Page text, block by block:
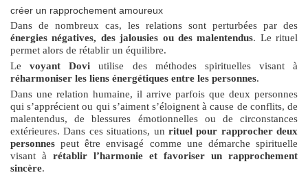
créer un rapprochement amoureux
Dans de nombreux cas, les relations sont perturbées par des
énergies négatives, des jalousies ou des malentendus. Le rituel
permet alors de rétablir un équilibre.
Levoyant Dovi utilise des méthodes spirituelles visant à
réharmoniser les liens énergétiques entre les personnes.
Dans une relation humaine, il arrive parfois que deux personnes
qui s’apprécient ou qui s’aiment s’éloignent à cause de conflits, de
malentendus, de blessures émotionnelles ou de circonstances
extérieures. Dans ces situations, un rituel pour rapprocher deux
personnes peut être envisagé comme une démarche spirituelle
visant à rétablir l’harmonie et favoriser un rapprochement
sincère.